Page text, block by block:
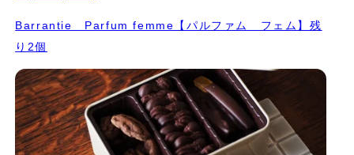
Barrantie Parfum femme【パルファム フェム】残
り2個